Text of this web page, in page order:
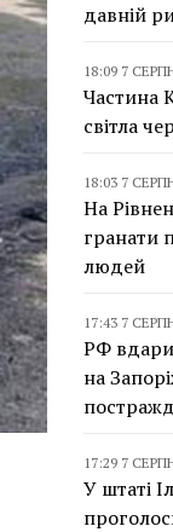
давній
18:09 7
Частина
світла
18:03 7
На
гранати
людей
17:43 7
РФ
на
17:29 7
У штаті